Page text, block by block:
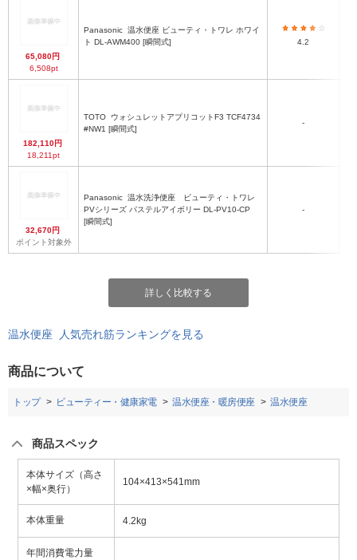
65,080円
6,508pt
Panasonic
ト DL-AWM400 [瞬間式]
4.2
182,110円
18,211pt
TOTO
#NW1 [瞬間式]
-
32,670円
ポイント対象外
Panasonic
PVシリーズ パステルアイボリー DL-PV10-CP
[瞬間式]
-
詳しく比較する
温水便座 人気売れ筋ランキングを見る
商品について
トップ ビューティー・健康家電 温水便座・暖房便座 温水便座
商品スペック
本体サイズ（高さ
×幅×奥行）
104×413×541mm
本体重量 4.2kg
年間消費電力量